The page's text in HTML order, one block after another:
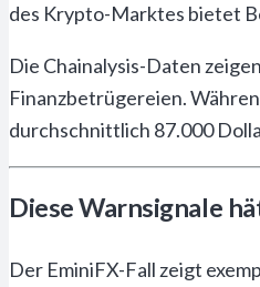
des Krypto-Marktes bietet
Die Chainalysis-Daten
Finanzbetrügereien.
durchschnittlich 87.000
Diese Warnsignale
Der EminiFX-Fall zeigt